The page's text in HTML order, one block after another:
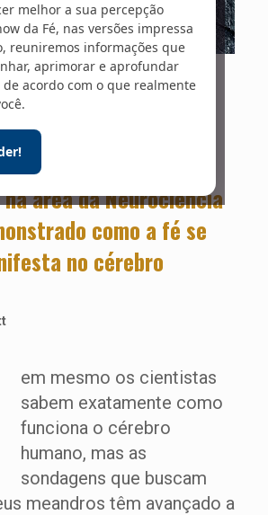
melhor a sua percepção
da Fé, nas versões impressa
reuniremos informações que
aprimorar e aprofundar
de acordo com o que realmente
Foto: lightwise / 123RF
e a mente
área da Neurociência
como a fé se
no cérebro
em mesmo os cientistas
sabem exatamente como
funciona o cérebro
humano, mas as
sondagens que buscam
meandros têm avançado a